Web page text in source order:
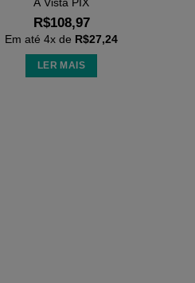
R$108,97
Em até 4x de R$27,24
LER MAIS